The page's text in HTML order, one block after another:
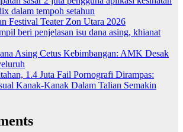
dalam tempoh setahun
Festival Teater Zon Utara 2026
beri penjelasan isu dana asing, khianat
Asing Cetus Kebimbangan: AMK Desak
1.4 Juta Fail Pornografi Dirampas:
Kanak-Kanak Dalam Talian Semakin